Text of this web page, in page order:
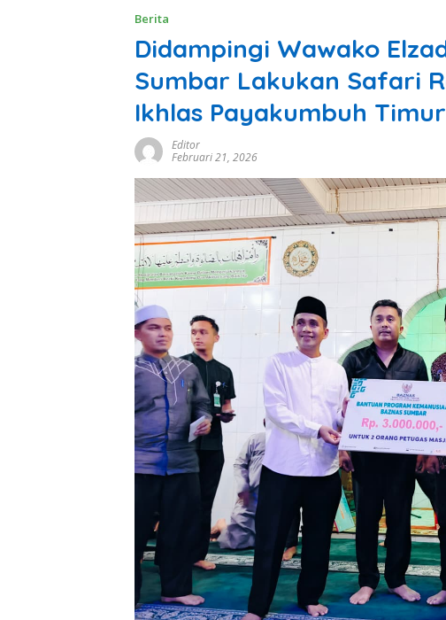
Berita
Didampingi Wawako
Sumbar Lakukan Safari
Ikhlas Payakumbuh Timur
Editor
Februari 21, 2026